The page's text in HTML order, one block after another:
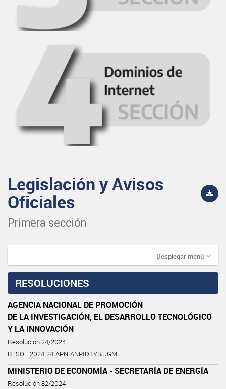
Legislación y Avisos
Oficiales
Primera sección
Desplegar menú
RESOLUCIONES
AGENCIA NACIONAL DE PROMOCIÓN
DE LA INVESTIGACIÓN, EL DESARROLLO TECNOLÓGICO
Y LA INNOVACIÓN
Resolución 24/2024
RESOL-2024-24-APN-ANPIDTYI#JGM
MINISTERIO DE ECONOMÍA - SECRETARÍA DE ENERGÍA
Resolución 82/2024